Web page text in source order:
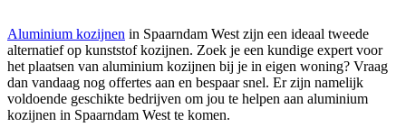
Aluminium kozijnen in Spaarndam West zijn een ideaal tweede
alternatief op kunststof kozijnen. Zoek je een kundige expert voor
het plaatsen van aluminium kozijnen bij je in eigen woning? Vraag
dan vandaag nog offertes aan en bespaar snel. Er zijn namelijk
voldoende geschikte bedrijven om jou te helpen aan aluminium
kozijnen in Spaarndam West te komen.